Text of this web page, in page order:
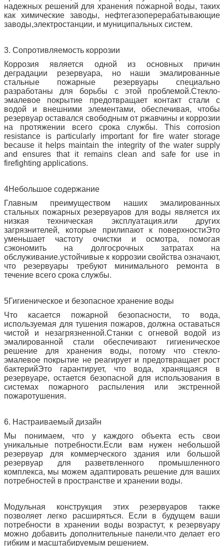
надежных решений для хранения пожарной воды, таких
как химические заводы, нефтегазоперерабатывающие
заводы,электростанции, и муниципальных систем.
3. Сопротивляемость коррозии
Коррозия является одной из основных причин
деградации резервуара, но наши эмалированные
стальные пожарные резервуары специально
разработаны для борьбы с этой проблемой.Стекло-
эмалевое покрытие предотвращает контакт стали с
водой и внешними элементами, обеспечивая, чтобы
резервуар оставался свободным от ржавчины и коррозии
на протяжении всего срока службы. This corrosion
resistance is particularly important for fire water storage
because it helps maintain the integrity of the water supply
and ensures that it remains clean and safe for use in
firefighting applications.
4Небольшое содержание
Главным преимуществом наших эмалированных
стальных пожарных резервуаров для воды является их
низкая техническая эксплуатация.или других
загрязнителей, которые прилипают к поверхностиЭто
уменьшает частоту очистки и осмотра, помогая
сэкономить на долгосрочных затратах на
обслуживание.устойчивые к коррозии свойства означают,
что резервуары требуют минимального ремонта в
течение всего срока службы.
5Гигиеническое и безопасное хранение воды
Что касается пожарной безопасности, то вода,
используемая для тушения пожаров, должна оставаться
чистой и незагрязненной.Станки с огневой водой из
эмалированной стали обеспечивают гигиеническое
решение для хранения воды, потому что стекло-
эмалевое покрытие не реагирует и предотвращает рост
бактерийЭто гарантирует, что вода, хранящаяся в
резервуаре, остается безопасной для использования в
системах пожарного распыления или экстренной
пожаротушения.
6. Настраиваемый дизайн
Мы понимаем, что у каждого объекта есть свои
уникальные потребности.Если вам нужен небольшой
резервуар для коммерческого здания или большой
резервуар для разветвленного промышленного
комплекса, мы можем адаптировать решение для ваших
потребностей в пространстве и хранении воды.
Модульная конструкция этих резервуаров также
позволяет легко расширяться. Если в будущем ваши
потребности в хранении воды возрастут, к резервуару
можно добавить дополнительные панели.что делает его
гибким и масштабируемым решением.